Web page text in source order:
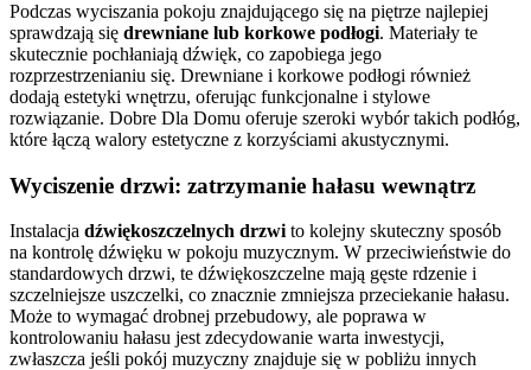
Podczas wyciszania pokoju znajdującego się na piętrze najlepiej
sprawdzają się drewniane lub korkowe podłogi. Materiały te
skutecznie pochłaniają dźwięk, co zapobiega jego
rozprzestrzenianiu się. Drewniane i korkowe podłogi również
dodają estetyki wnętrzu, oferując funkcjonalne i stylowe
rozwiązanie. Dobre Dla Domu oferuje szeroki wybór takich podłóg,
które łączą walory estetyczne z korzyściami akustycznymi.
Wyciszenie drzwi: zatrzymanie hałasu wewnątrz
Instalacja dźwiękoszczelnych drzwito kolejny skuteczny sposób
na kontrolę dźwięku w pokoju muzycznym. W przeciwieństwie do
standardowych drzwi, te dźwiękoszczelne mają gęste rdzenie i
szczelniejsze uszczelki, co znacznie zmniejsza przeciekanie hałasu.
Może to wymagać drobnej przebudowy, ale poprawa w
kontrolowaniu hałasu jest zdecydowanie warta inwestycji,
zwłaszcza jeśli pokój muzyczny znajduje się w pobliżu innych